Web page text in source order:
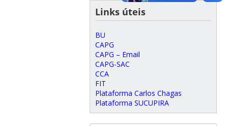
Links úteis
BU
CAPG
CAPG – Email
CAPG-SAC
CCA
FIT
Plataforma Carlos Chagas
Plataforma SUCUPIRA